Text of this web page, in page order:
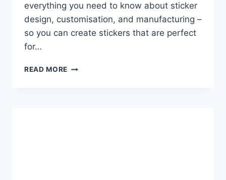
everything you need to know about sticker
design, customisation, and manufacturing –
so you can create stickers that are perfect
for…
READ MORE HOW